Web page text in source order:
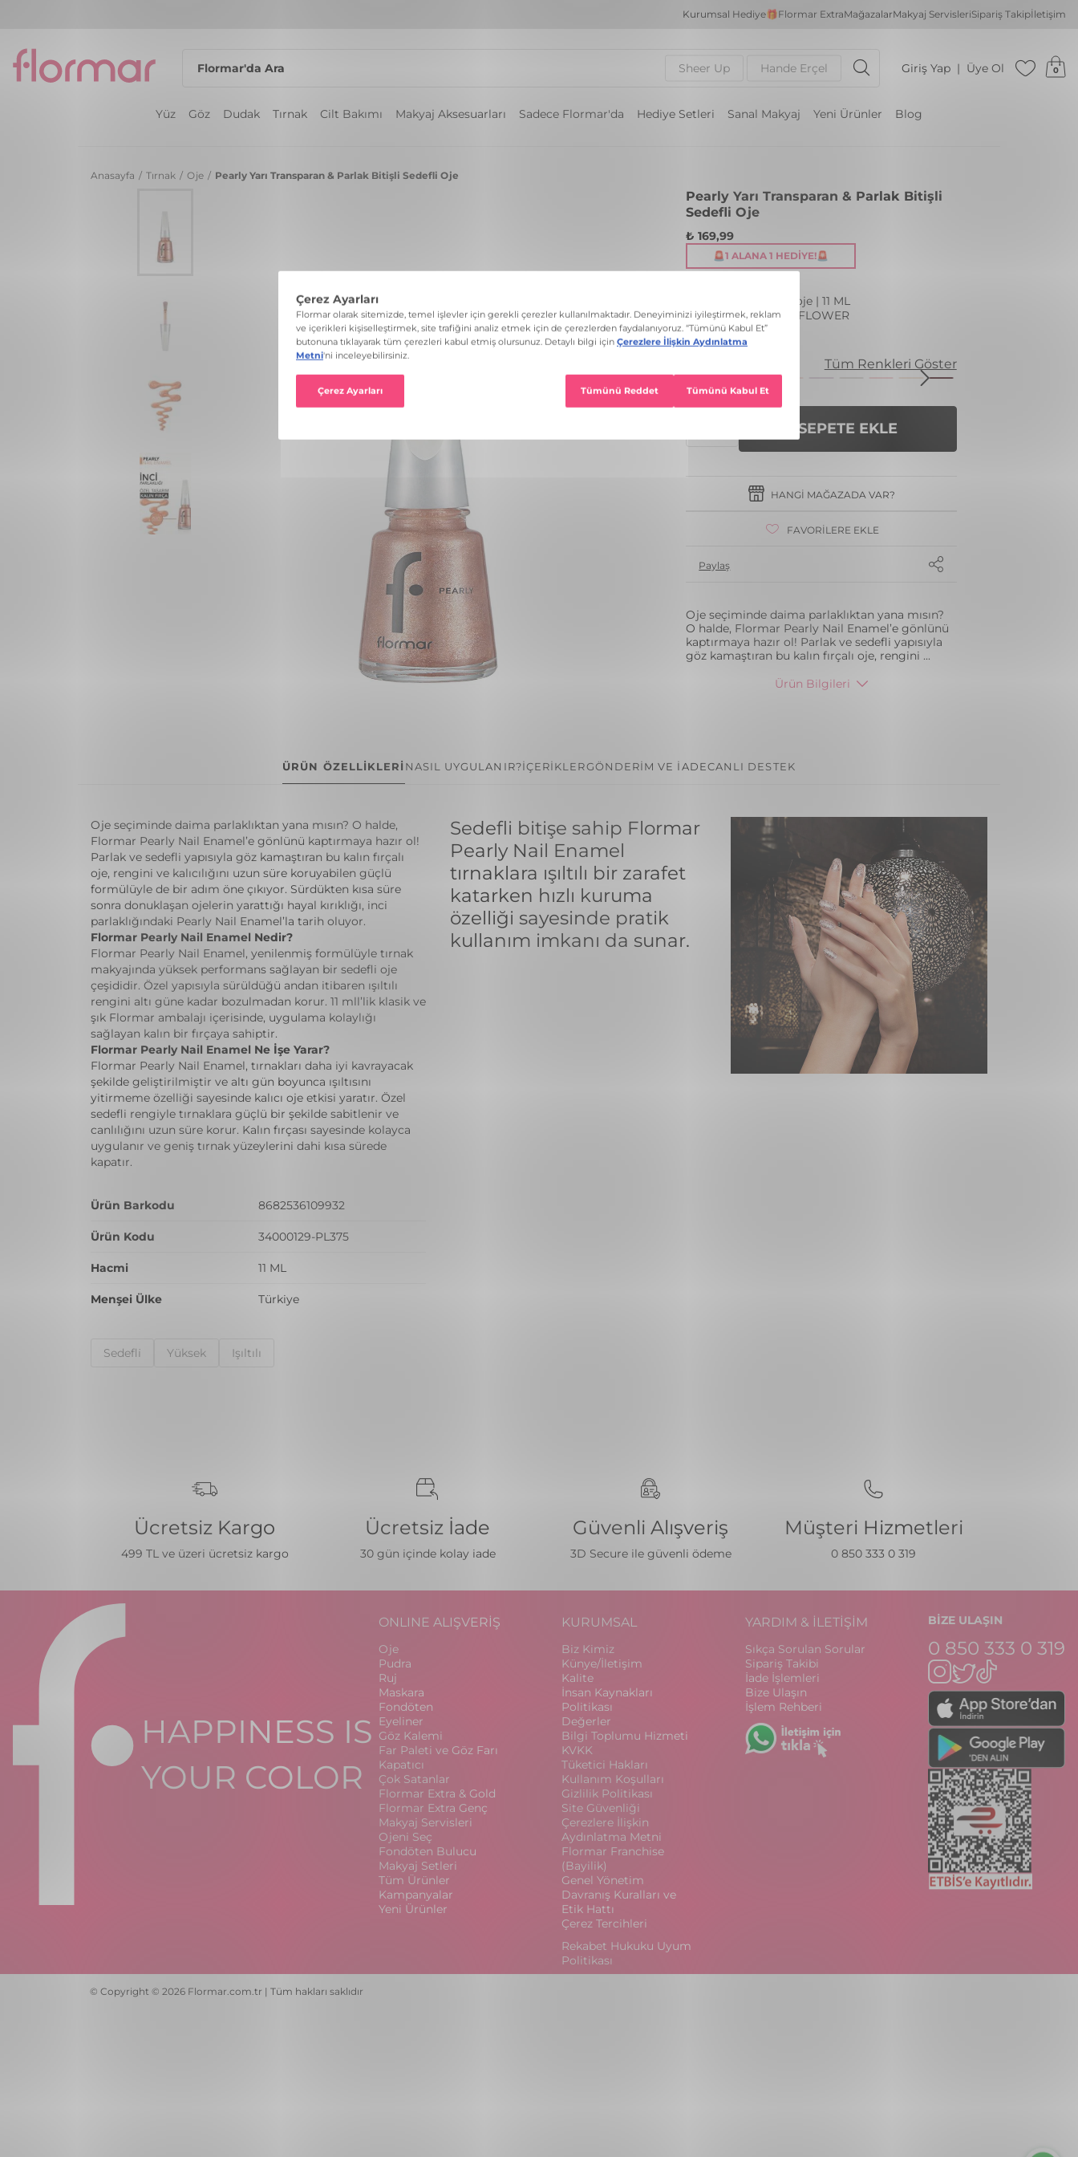
Kurumsal Hediye🎁Flormar ExtraMağazalarMakyaj ServisleriSipariş Takipİletişim
Sheer Up Hande Erçel Giriş Yap Üye Ol 0
Yüz Göz Dudak Tırnak Cilt Bakımı Makyaj Aksesuarları Sadece Flormar'da Hediye Setleri Sanal Makyaj Yeni Ürünler Blog
Anasayfa / Tırnak / Oje / Pearly Yarı Transparan & Parlak Bitişli Sedefli Oje
Pearly Yarı Transparan & Parlak Bitişli
Sedefli Oje
Işıltılı/sedefli parlak oje | 11 ML
Renk: PL375 VETCH FLOWER
₺ 169,99
🚨1 ALANA 1 HEDIYE!🚨
Tüm Renkleri Göster
SEPETE EKLE
HANGI MAĞAZADA VAR?
FAVORILERE EKLE
Paylaş
Oje seçiminde daima parlaklıktan yana mısın?
O halde, Flormar Pearly Nail Enamel’e gönlünü
kaptırmaya hazır ol! Parlak ve sedefli yapısıyla
göz kamaştıran bu kalın fırçalı oje, rengini ...
Ürün Bilgileri
ÜRÜN ÖZELLİKLERİ NASIL UYGULANIR?İÇERİKLERGÖNDERİM VE İADECANLI DESTEK
Oje seçiminde daima parlaklıktan yana mısın? O halde,
Flormar Pearly Nail Enamel’e gönlünü kaptırmaya hazır ol!
Parlak ve sedefli yapısıyla göz kamaştıran bu kalın fırçalı
oje, rengini ve kalıcılığını uzun süre koruyabilen güçlü
formülüyle de bir adım öne çıkıyor. Sürdükten kısa süre
sonra donuklaşan ojelerin yarattığı hayal kırıklığı, inci
parlaklığındaki Pearly Nail Enamel’la tarih oluyor.
Flormar Pearly Nail Enamel Nedir?
Flormar Pearly Nail Enamel, yenilenmiş formülüyle tırnak
makyajında yüksek performans sağlayan bir sedefli oje
çeşididir. Özel yapısıyla sürüldüğü andan itibaren ışıltılı
rengini altı güne kadar bozulmadan korur. 11 mll’lik klasik ve
şık Flormar ambalajı içerisinde, uygulama kolaylığı
sağlayan kalın bir fırçaya sahiptir.
Flormar Pearly Nail Enamel Ne İşe Yarar?
Flormar Pearly Nail Enamel, tırnakları daha iyi kavrayacak
şekilde geliştirilmiştir ve altı gün boyunca ışıltısını
yitirmeme özelliği sayesinde kalıcı oje etkisi yaratır. Özel
sedefli rengiyle tırnaklara güçlü bir şekilde sabitlenir ve
canlılığını uzun süre korur. Kalın fırçası sayesinde kolayca
uygulanır ve geniş tırnak yüzeylerini dahi kısa sürede
kapatır.
Ürün Barkodu 8682536109932
Ürün Kodu 34000129-PL375
Hacmi 11 ML
Menşei Ülke Türkiye
Sedefli̇ Yüksek Işıltılı
Sedefli bitişe sahip Flormar
Pearly Nail Enamel
tırnaklara ışıltılı bir zarafet
katarken hızlı kuruma
özelliği sayesinde pratik
kullanım imkanı da sunar.
Ücretsiz Kargo
499 TL ve üzeri ücretsiz kargo
Ücretsiz İade
30 gün içinde kolay iade
Güvenli Alışveriş
3D Secure ile güvenli ödeme
Müşteri Hizmetleri
0 850 333 0 319
HAPPINESS IS
YOUR COLOR
ONLINE ALIŞVERİŞ
Oje
Pudra
Ruj
Maskara
Fondöten
Eyeliner
Göz Kalemi
Far Paleti ve Göz Farı
Kapatıcı
Çok Satanlar
Flormar Extra & Gold
Flormar Extra Genç
Makyaj Servisleri
Ojeni Seç
Fondöten Bulucu
Makyaj Setleri
Tüm Ürünler
Kampanyalar
Yeni Ürünler
KURUMSAL
Biz Kimiz
Künye/İletişim
Kalite
İnsan Kaynakları
Politikası
Değerler
Bilgi Toplumu Hizmeti
KVKK
Tüketici Hakları
Kullanım Koşulları
Gizlilik Politikası
Site Güvenliği
Çerezlere İlişkin
Aydınlatma Metni
Flormar Franchise
(Bayilik)
Genel Yönetim
Davranış Kuralları ve
Etik Hattı
Çerez Tercihleri
Rekabet Hukuku Uyum
Politikası
YARDIM & İLETİŞİM
Sıkça Sorulan Sorular
Sipariş Takibi
İade İşlemleri
Bize Ulaşın
İşlem Rehberi
BİZE ULAŞIN
0 850 333 0 319
© Copyright © 2026 Flormar.com.tr | Tüm hakları saklıdır